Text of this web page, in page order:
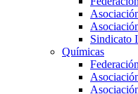
Sindicato
Químicas